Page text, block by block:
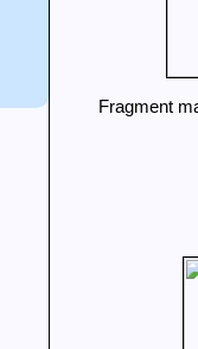
Fragment